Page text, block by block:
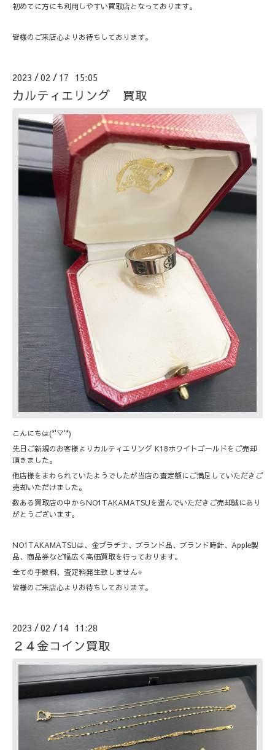
初めてに方にも利用しやすい買取店となっております。
皆様のご来店心よりお待ちしております。
2023 /02 / 17 15:05
カルティエリング 買取
こんにちは(*'▽'*)
先日ご新規のお客様よりカルティエリング K18ホワイトゴールドをご売却
頂きました。
他店様をまわられていたようでしたが当店の査定額にご満足していただきご
売却いただけました。
数ある買取店の中からNO1TAKAMATSUを選んでいただきご売却誠にあり
がとうございます。
NO1TAKAMATSUは、金プラチナ、ブランド品、ブランド時計、Apple製
品、商品券など幅広く高価買取を行っております。
全ての手数料、査定料発生致しません⭐️
皆様のご来店心よりお待ちしております。
2023 /02 / 14 11:28
２４金コイン買取